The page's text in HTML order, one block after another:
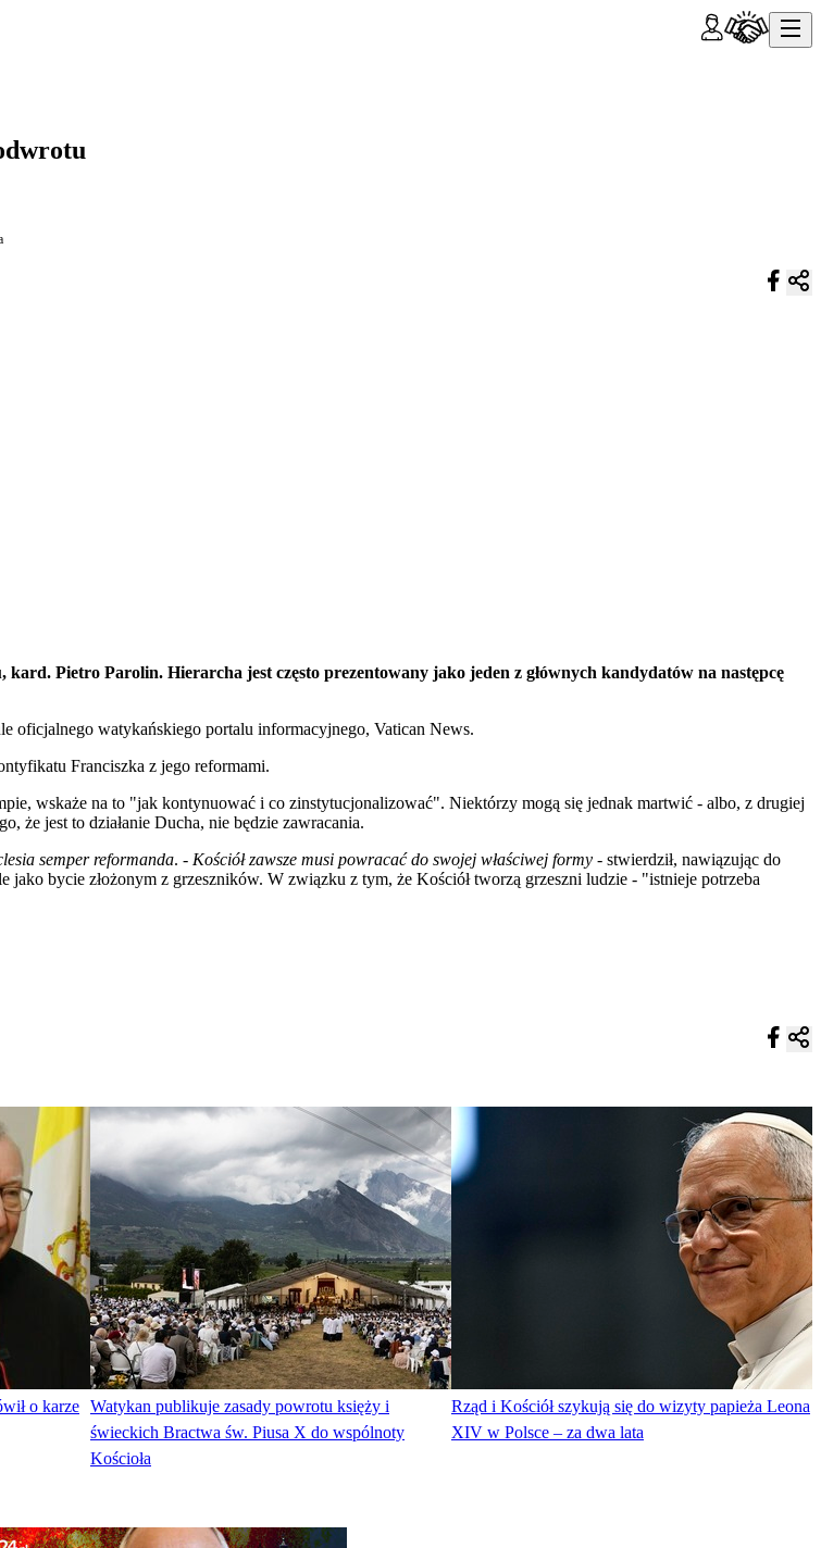
Pietro Parolin. Hierarcha jest często prezentowany jako jeden z głównych kandydatów na następcę
oficjalnego watykańskiego portalu informacyjnego, Vatican News.
Franciszka z jego reformami.
wskaże na to "jak kontynuować i co zinstytucjonalizować". Niektórzy mogą się jednak martwić - albo, z drugiej
że jest to działanie Ducha, nie będzie zawracania.
semper reformanda. - Kościół zawsze musi powracać do swojej właściwej formy - stwierdził, nawiązując do
bycie złożonym z grzeszników. W związku z tym, że Kościół tworzą grzeszni ludzie - "istnieje potrzeba
o karze Watykan publikuje zasady powrotu księży i
świeckich Bractwa św. Piusa X do wspólnoty
Kościoła
Rząd i Kościół szykują się do wizyty papieża Leona
XIV w Polsce – za dwa lata